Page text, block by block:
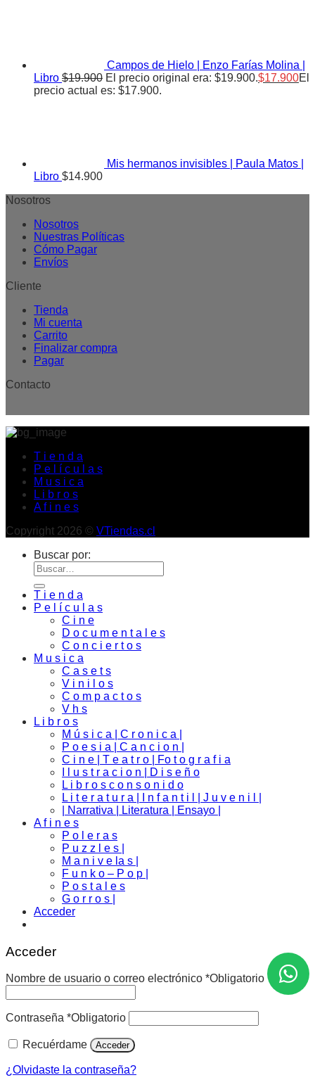
Campos de Hielo | Enzo Farías Molina |
Libro $19.900 El precio original era: $19.900.$17.900El
precio actual es: $17.900.
Mis hermanos invisibles | Paula Matos |
Libro $14.900
Nosotros
Nosotros
Nuestras Políticas
Cómo Pagar
Envíos
Cliente
Tienda
Mi cuenta
Carrito
Finalizar compra
Pagar
Contacto
T i e n d a
P e l í c u l a s
M u s i c a
L i b r o s
A f i n e s
Copyright 2026 © VTiendas.cl
Buscar por:
T i e n d a
P e l í c u l a s
C i n e
D o c u m e n t a l e s
C o n c i e r t o s
M u s i c a
C a s e t s
V i n i l o s
C o m p a c t o s
V h s
L i b r o s
M ú s i c a | C r o n i c a |
P o e s i a | C a n c i o n |
C i n e | T e a t r o | Fo t o g r a f i a
I l u s t r a c i o n | D i s e ñ o
L i b r o s c o n s o n i d o
L i t e r a t u r a | I n f a n t i l | J u v e n i l |
| Narrativa | Literatura | Ensayo |
A f i n e s
P o l e r a s
P u z z l e s |
M a n i v e la s |
F u n k o – P o p |
P o s t a l e s
G o r r o s |
Acceder
Acceder
Nombre de usuario o correo electrónico *Obligatorio
Contraseña *Obligatorio
Recuérdame Acceder
¿Olvidaste la contraseña?